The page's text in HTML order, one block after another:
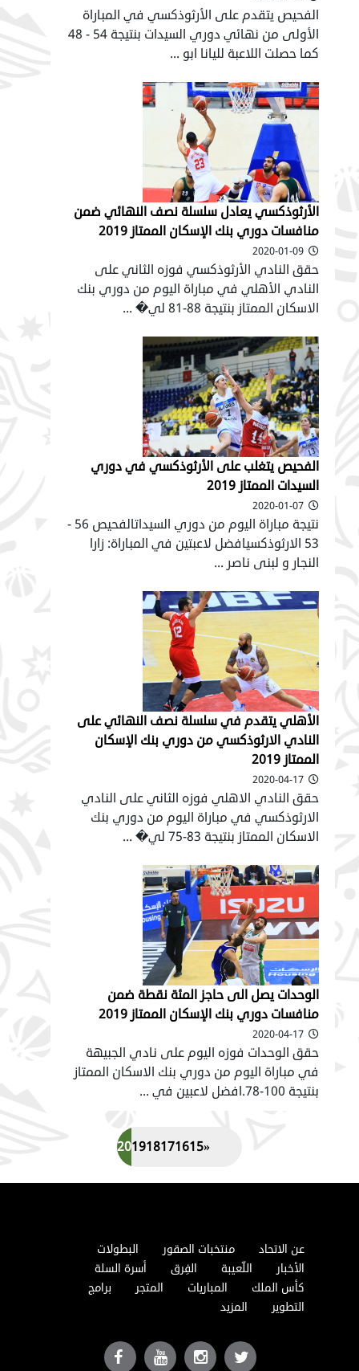
الفحيص يتقدم على الأرثوذكسي في المباراة
الأولى من نهائي دوري السيدات بنتيجة 54 - 48
كما حصلت اللاعبة لليانا ابو ...
الأرثوذكسي يعادل سلسلة نصف النهائي ضمن
منافسات دوري بنك الإسكان الممتاز 2019
حقق النادي الأرثوذكسي فوزه الثاني على
النادي الأهلي في مباراة اليوم من دوري بنك
الاسكان الممتاز بنتيجة 88-81 لي� ...
الفحيص يتغلب على الأرثوذكسي في دوري
السيدات الممتاز 2019
نتيجة مباراة اليوم من دوري السيداتالفحيص 56 -
53 الارثوذكسيافضل لاعبتين في المباراة: زارا
النجار و لبنى ناصر ...
الأهلي يتقدم في سلسلة نصف النهائي على
النادي الارثوذكسي من دوري بنك الإسكان
الممتاز 2019
حقق النادي الاهلي فوزه الثاني على النادي
الارثوذكسي في مباراة اليوم من دوري بنك
الاسكان الممتاز بنتيجة 83-75 لي� ...
الوحدات يصل الى حاجز المئة نقطة ضمن
منافسات دوري بنك الإسكان الممتاز 2019
حقق الوحدات فوزه اليوم على نادي الجبيهة
في مباراة اليوم من دوري بنك الاسكان الممتاز
بنتيجة 100-78.افضل لاعبين في ...
«
15
16
17
18
19
20
عن الاتحاد منتخبات الصقور
البطولات
الأخبار
اللّعيبة الفِرق
أسرة السلة
كأس الملك
المباريات المتجر
برامج
التطوير
المزيد